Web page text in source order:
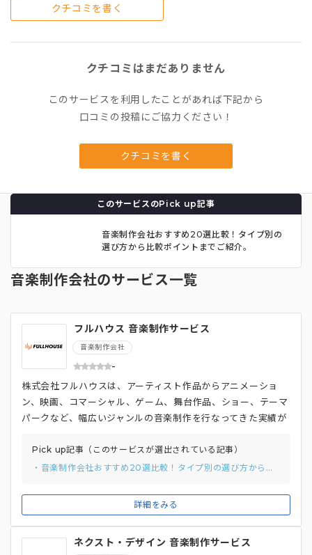
クチコミを書く
クチコミはまだありません
このサービスを利用したことがあれば下記から
口コミの投稿にご協力ください！
クチコミを書く
このサービスのPick up記事
音楽制作会社おすすめ20選比較！タイプ別の
選び方から比較ポイントまでご紹介。
音楽制作会社のサービス一覧
フルハウス 音楽制作サービス
音楽制作会社
-
詳細をみる
株式会社フルハウスは、アーティスト作品からアニメーショ
ン、映画、コマーシャル、ゲーム、舞台作品、ショー、テーマ
パークなど、幅広いジャンルの音楽制作を行なってきた実績が
が多数在籍しており、クライアントの目的や狙いを理解した上
で最適な楽曲を制作することが可能です。 フルハウスでは、D
よる高品質な演奏まで、予算に応じた多様な制作方法を提供し
ています。自社スタジオを所有しているため、高品質な録音と
仕上げが可能で、多様なジャンルの音楽制作に対応することが
できます。 さらに、オリコンやビルボードなどの音楽チャー
Pick up記事（このサービスが選出されている記事）
・音楽制作会社おすすめ20選比較！タイプ別の選び方から比較ポイントまでご紹介。
ネクスト・デザイン 音楽制作サービス